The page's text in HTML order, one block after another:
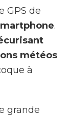
GPS de
.
météos
à
grande